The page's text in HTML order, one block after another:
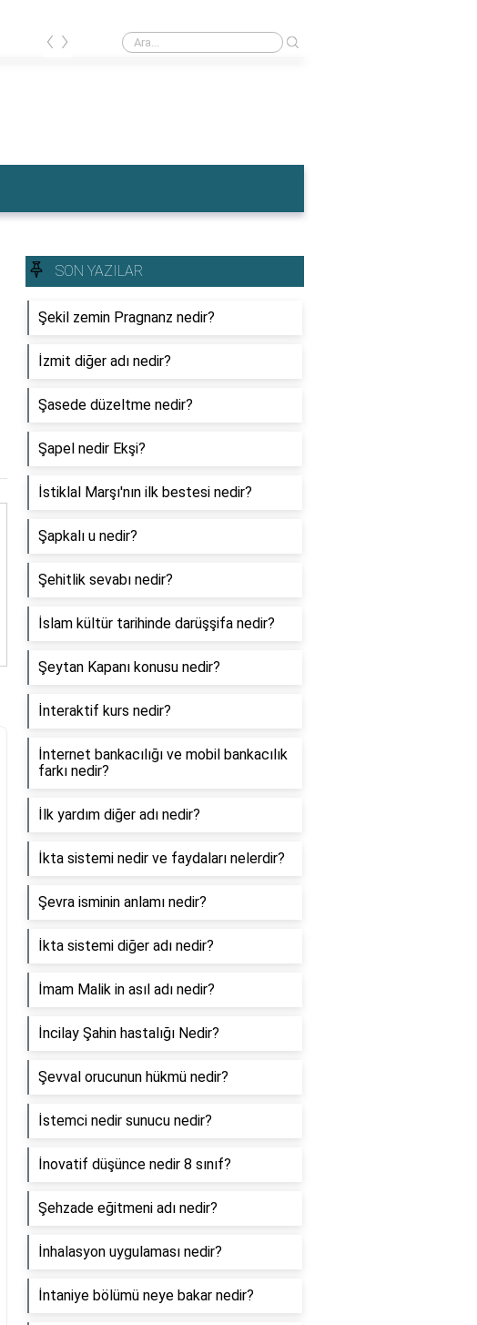
İngiltere'nin en meşhur yemeği nedir?
‹ ›
SON YAZILAR
Şekil zemin Pragnanz nedir?
İzmit diğer adı nedir?
Şasede düzeltme nedir?
Şapel nedir Ekşi?
İstiklal Marşı'nın ilk bestesi nedir?
Şapkalı u nedir?
Şehitlik sevabı nedir?
İslam kültür tarihinde darüşşifa nedir?
Şeytan Kapanı konusu nedir?
İnteraktif kurs nedir?
İnternet bankacılığı ve mobil bankacılık
farkı nedir?
İlk yardım diğer adı nedir?
İkta sistemi nedir ve faydaları nelerdir?
Şevra isminin anlamı nedir?
İkta sistemi diğer adı nedir?
İmam Malik in asıl adı nedir?
İncilay Şahin hastalığı Nedir?
Şevval orucunun hükmü nedir?
İstemci nedir sunucu nedir?
İnovatif düşünce nedir 8 sınıf?
Şehzade eğitmeni adı nedir?
İnhalasyon uygulaması nedir?
İntaniye bölümü neye bakar nedir?